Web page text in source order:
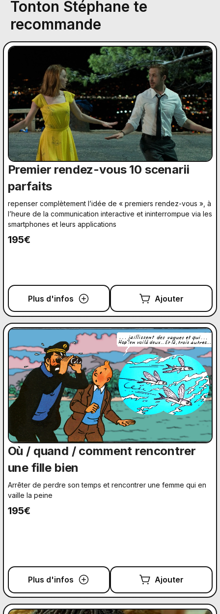
Tonton Stéphane te
recommande
Premier rendez-vous 10 scenarii
parfaits
repenser complètement l’idée de « premiers rendez-vous », à
l’heure de la communication interactive et ininterrompue via les
smartphones et leurs applications
195€
Plus d'infos Ajouter
Où / quand / comment rencontrer
une fille bien
Arrêter de perdre son temps et rencontrer une femme qui en
vaille la peine
195€
Plus d'infos Ajouter